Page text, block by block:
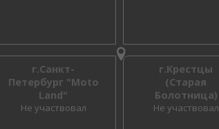
г.Санкт-
Петербург "Moto
Land"
Не участвовал
г.Крестцы
(Старая
Болотница)
Не участвовал